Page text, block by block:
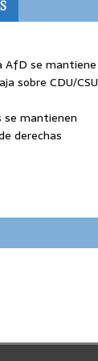
AfD se mantiene
sobre CDU/CSU
se mantienen
derechas